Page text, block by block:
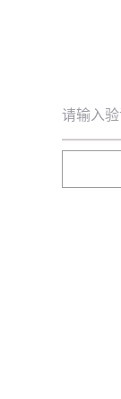
请输入